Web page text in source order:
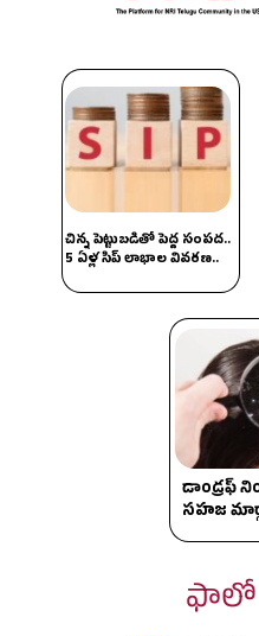
ఫాలో
చిన్న పెట్టుబడితో పెద్ద సంపద..
5 ఏళ్ల సిప్ లాభాల వివరణ..
డాండ్రఫ్
సహజ